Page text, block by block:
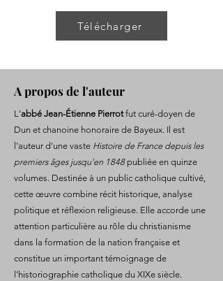
Télécharger
A propos de l'auteur
L'abbé Jean-Étienne Pierrotfut curé-doyen de
Dun et chanoine honoraire de Bayeux. Il est
l'auteur d'une vaste Histoire de France depuis les
premiers âges jusqu'en 1848publiée en quinze
volumes. Destinée à un public catholique cultivé,
cette œuvre combine récit historique, analyse
politique et réflexion religieuse. Elle accorde une
attention particulière au rôle du christianisme
dans la formation de la nation française et
constitue un important témoignage de
l'historiographie catholique du XIXe siècle.